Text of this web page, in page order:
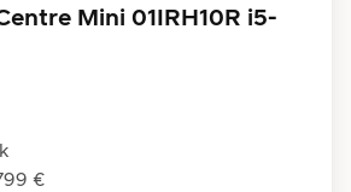
Mini 01IRH10R i5-
€